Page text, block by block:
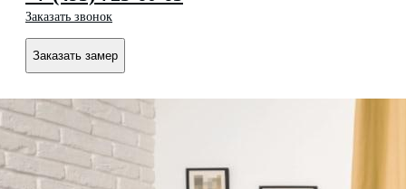
Заказать звонок
Заказать замер